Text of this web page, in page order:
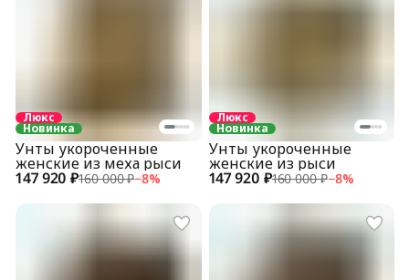
Люкс
Новинка
147 920 ₽160 000 ₽−8%
Унты укороченные
женские из меха рыси
Люкс
Новинка
147 920 ₽160 000 ₽−8%
Унты укороченные
женские из рыси